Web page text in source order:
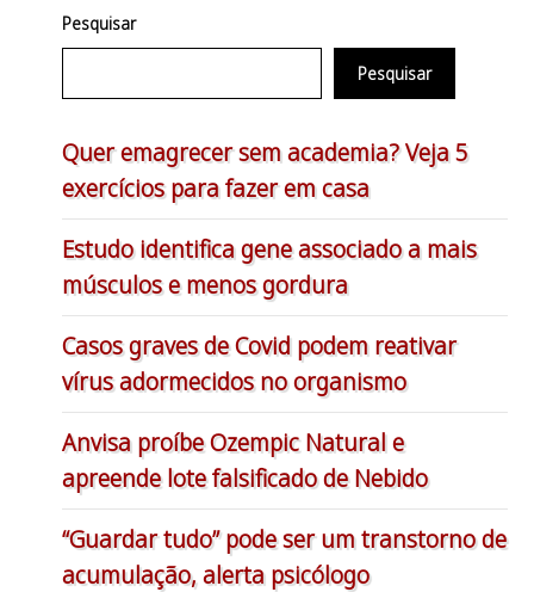
Pesquisar
Pesquisar
Quer emagrecer sem academia? Veja 5
exercícios para fazer em casa
Estudo identifica gene associado a mais
músculos e menos gordura
Casos graves de Covid podem reativar
vírus adormecidos no organismo
Anvisa proíbe Ozempic Natural e
apreende lote falsificado de Nebido
“Guardar tudo” pode ser um transtorno de
acumulação, alerta psicólogo